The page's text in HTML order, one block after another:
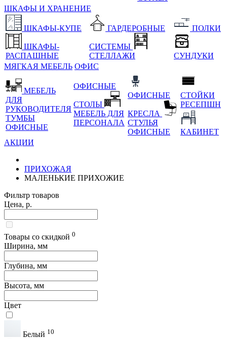
ШКАФЫ И ХРАНЕНИЕ
ШКАФЫ-КУПЕ
ШКАФЫ-
РАСПАШНЫЕ
ГАРДЕРОБНЫЕ
СИСТЕМЫ
СТЕЛЛАЖИ
ПОЛКИ
СУНДУКИ
МЯГКАЯ МЕБЕЛЬ ОФИС
МЕБЕЛЬ
ДЛЯ
РУКОВОДИТЕЛЯ
ТУМБЫ
ОФИСНЫЕ
ОФИСНЫЕ
СТОЛЫ
МЕБЕЛЬ ДЛЯ
ПЕРСОНАЛА
ОФИСНЫЕ
КРЕСЛА
СТУЛЬЯ
ОФИСНЫЕ
СТОЙКИ
РЕСЕПШН
КАБИНЕТ
АКЦИИ
ПРИХОЖАЯ
МАЛЕНЬКИЕ ПРИХОЖИЕ
Фильтр товаров
Цена, р.
Товары со скидкой 0
Ширина, мм
Глубина, мм
Высота, мм
Цвет
Белый 10